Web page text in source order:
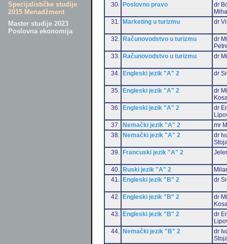
Specijalističke studije
2015 Menadžment
Master studije 2023
Poslovna ekonomija
30. Poslovno pravo
dr
31.
Marketing u turizmu dr
32. Računovodstvo u turizmu
dr
33.
Računovodstvo u turizmu dr
34. Engleski jezik "A" 2 dr
35. Engleski jezik "A" 2
dr
36.
Engleski jezik "A" 2
dr
37.
Nemački jezik "A" 2
mr
38.
Nemački jezik "A" 2
dr
39.
Francuski jezik "A" 2
40. Ruski jezik "A" 2
41.
Engleski jezik "B" 2 dr
42. Engleski jezik "B" 2
dr
43.
Engleski jezik "B" 2
dr
44.
Nemački jezik "B" 2
dr